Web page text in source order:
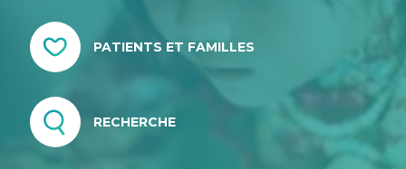
PATIENTS ET FAMILLES
RECHERCHE